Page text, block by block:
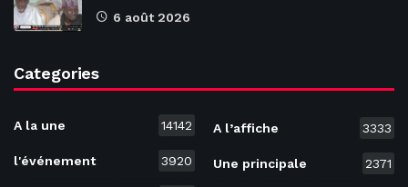
6 août 2026
Categories
A la une 14142
l'événement 3920
A l’affiche 3333
Une principale 2371